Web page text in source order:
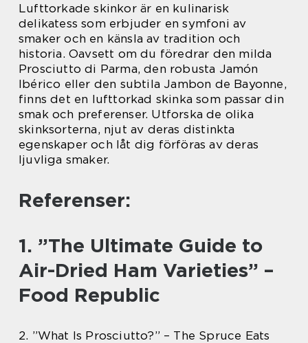
Lufttorkade skinkor är en kulinarisk
delikatess som erbjuder en symfoni av
smaker och en känsla av tradition och
historia. Oavsett om du föredrar den milda
Prosciutto di Parma, den robusta Jamón
Ibérico eller den subtila Jambon de Bayonne,
finns det en lufttorkad skinka som passar din
smak och preferenser. Utforska de olika
skinksorterna, njut av deras distinkta
egenskaper och låt dig förföras av deras
ljuvliga smaker.
Referenser:
1. ”The Ultimate Guide to
Air-Dried Ham Varieties” –
Food Republic
2. ”What Is Prosciutto?” – The Spruce Eats